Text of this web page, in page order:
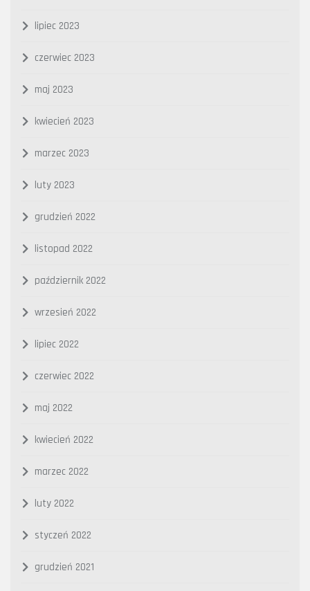
lipiec 2023
czerwiec 2023
maj 2023
kwiecień 2023
marzec 2023
luty 2023
grudzień 2022
listopad 2022
październik 2022
wrzesień 2022
lipiec 2022
czerwiec 2022
maj 2022
kwiecień 2022
marzec 2022
luty 2022
styczeń 2022
grudzień 2021